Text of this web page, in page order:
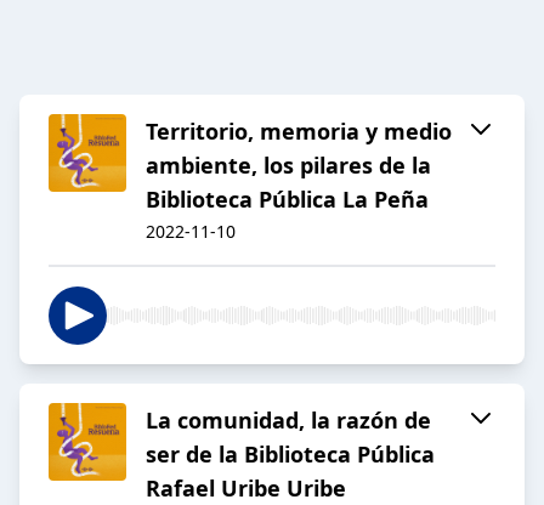
Territorio, memoria y medio
ambiente, los pilares de la
Biblioteca Pública La Peña
2022-11-10
La comunidad, la razón de
ser de la Biblioteca Pública
Rafael Uribe Uribe